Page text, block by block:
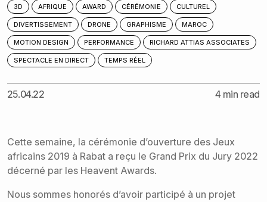
3D AFRIQUE AWARD CÉRÉMONIE CULTUREL
DIVERTISSEMENT DRONE GRAPHISME MAROC
MOTION DESIGN PERFORMANCE RICHARD ATTIAS ASSOCIATES
SPECTACLE EN DIRECT TEMPS RÉEL
25.04.22 4 min read
Cette semaine, la cérémonie d’ouverture des Jeux
africains 2019 à Rabat a reçu le Grand Prix du Jury 2022
décerné par les Heavent Awards.
Nous sommes honorés d’avoir participé à un projet